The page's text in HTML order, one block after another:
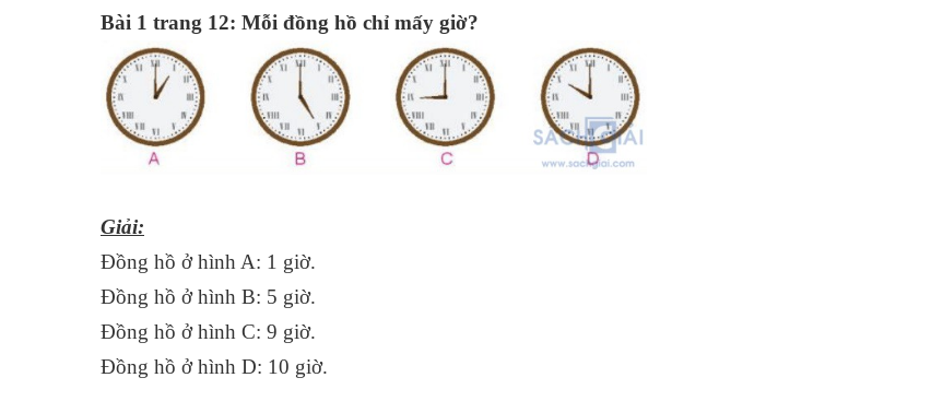
Bài 1 trang 12: Mỗi đồng hồ chỉ mấy giờ?
Giải:
Đồng hồ ở hình A: 1 giờ.
Đồng hồ ở hình B: 5 giờ.
Đồng hồ ở hình C: 9 giờ.
Đồng hồ ở hình D: 10 giờ.